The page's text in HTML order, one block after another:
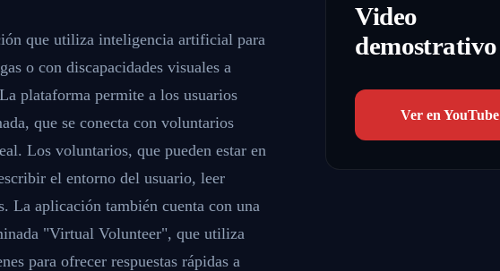
que utiliza inteligencia artificial para
o con discapacidades visuales a
plataforma permite a los usuarios
que se conecta con voluntarios
Los voluntarios, que pueden estar en
el entorno del usuario, leer
La aplicación también cuenta con una
"Virtual Volunteer", que utiliza
para ofrecer respuestas rápidas a
Video
demostrativo
Ver en YouTube